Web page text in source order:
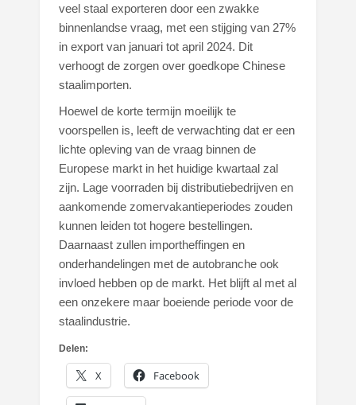
veel staal exporteren door een zwakke
binnenlandse vraag, met een stijging van 27%
in export van januari tot april 2024. Dit
verhoogt de zorgen over goedkope Chinese
staalimporten.
Hoewel de korte termijn moeilijk te
voorspellen is, leeft de verwachting dat er een
lichte opleving van de vraag binnen de
Europese markt in het huidige kwartaal zal
zijn. Lage voorraden bij distributiebedrijven en
aankomende zomervakantieperiodes zouden
kunnen leiden tot hogere bestellingen.
Daarnaast zullen importheffingen en
onderhandelingen met de autobranche ook
invloed hebben op de markt. Het blijft al met al
een onzekere maar boeiende periode voor de
staalindustrie.
Delen:
X Facebook